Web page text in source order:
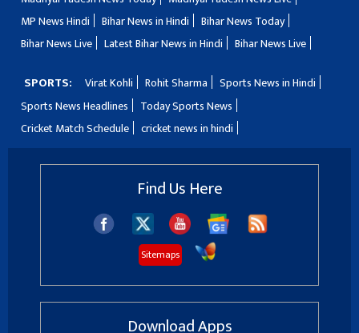
MP News Hindi
Bihar News in Hindi
Bihar News Today
Bihar News Live
Latest Bihar News in Hindi Bihar News Live
SPORTS: Virat Kohli Rohit Sharma
Sports News in Hindi
Sports News Headlines
Today Sports News
Cricket Match Schedule
cricket news in hindi
Find Us Here
Sitemaps
Download Apps